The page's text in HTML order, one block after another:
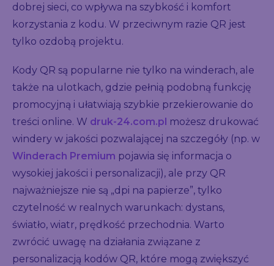
dobrej sieci, co wpływa na szybkość i komfort
korzystania z kodu. W przeciwnym razie QR jest
tylko ozdobą projektu.
Kody QR są popularne nie tylko na winderach, ale
także na ulotkach, gdzie pełnią podobną funkcję
promocyjną i ułatwiają szybkie przekierowanie do
treści online. W druk-24.com.pl możesz drukować
windery w jakości pozwalającej na szczegóły (np. w
Winderach Premium pojawia się informacja o
wysokiej jakości i personalizacji), ale przy QR
najważniejsze nie są „dpi na papierze”, tylko
czytelność w realnych warunkach: dystans,
światło, wiatr, prędkość przechodnia. Warto
zwrócić uwagę na działania związane z
personalizacją kodów QR, które mogą zwiększyć